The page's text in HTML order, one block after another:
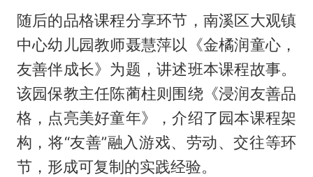
随后的品格课程分享环节，南溪区大观镇
中心幼儿园教师聂慧萍以《金橘润童心，
友善伴成长》为题，讲述班本课程故事。
该园保教主任陈蔺柱则围绕《浸润友善品
格，点亮美好童年》，介绍了园本课程架
构，将“友善”融入游戏、劳动、交往等环
节，形成可复制的实践经验。